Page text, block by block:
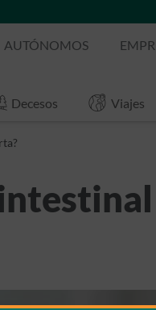
Decesos Viajes
AUTÓNOMOS